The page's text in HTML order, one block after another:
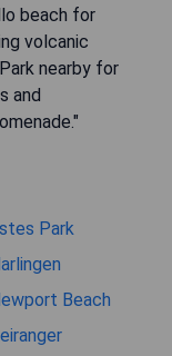
beach for
volcanic
nearby for
and
Park
Beach